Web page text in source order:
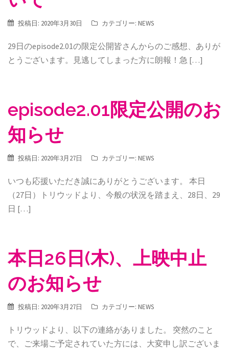
投稿日: 2020年3月30日 カテゴリー: NEWS
29日のepisode2.01の限定公開皆さんからのご感想、ありが
とうございます。見逃してしまった方に朗報！急 […]
episode2.01限定公開のお
知らせ
投稿日: 2020年3月27日 カテゴリー: NEWS
いつも応援いただき誠にありがとうございます。 本日
（27日）トリウッドより、今般の状況を踏まえ、28日、29
日 […]
本日26日(木)、上映中止
のお知らせ
投稿日: 2020年3月27日 カテゴリー: NEWS
トリウッドより、以下の連絡がありました。 突然のこと
で、ご来場ご予定されていた方には、大変申し訳ございま